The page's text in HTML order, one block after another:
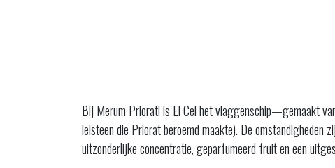
Bij Merum Priorati is El Cel het vlaggenschip—gemaakt
leisteen die Priorat beroemd maakte). De omstandigheden
uitzonderlijke concentratie, geparfumeerd fruit en een